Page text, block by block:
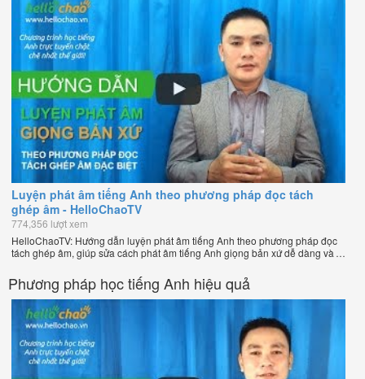
Luyện phát âm tiếng Anh theo phương pháp đọc tách
ghép âm - HelloChaoTV
774,356 lượt xem
HelloChaoTV: Hướng dẫn luyện phát âm tiếng Anh theo phương pháp đọc
tách ghép âm, giúp sửa cách phát âm tiếng Anh giọng bản xứ dễ dàng và
Chương trình dạy tiếng Anh trực tuyến chặt chẽ nhất thế giới!
Phương pháp học tiếng Anh hiệu quả